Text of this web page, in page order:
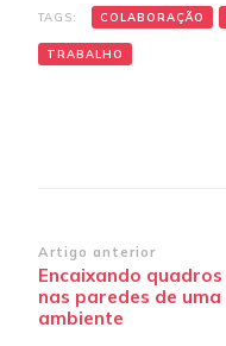
TAGS: COLABORAÇÃO
TRABALHO
Navegação
de
post
Artigo anterior
Encaixando quadros
nas paredes de uma
ambiente